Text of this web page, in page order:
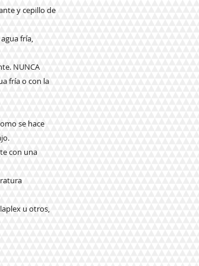
y cepillo de
fría,
NUNCA
fría o con la
se hace
con una
u otros,